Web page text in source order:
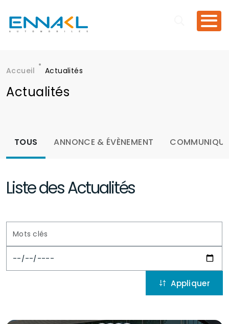
Fil d'Ariane
Accueil Actualités
Actualités
TOUS
ANNONCE & ÉVÈNEMENT COMMUNIQUÉ
Liste des Actualités